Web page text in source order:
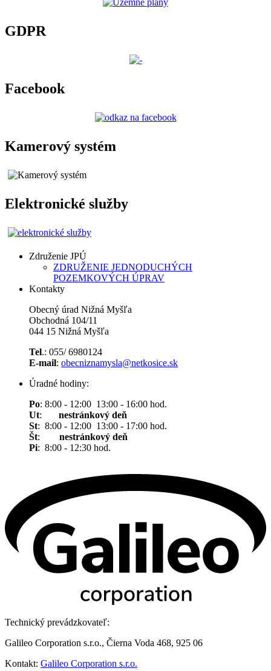
GDPR
Facebook
Kamerový systém
Elektronické služby
Združenie JPÚ
ZDRUŽENIE JEDNODUCHÝCH
POZEMKOVÝCH ÚPRAV
Kontakty
Obecný úrad Nižná Myšľa
Obchodná 104/11
044 15 Nižná Myšľa
Tel.: 055/ 6980124
E-mail: obecniznamysla@netkosice.sk
Úradné hodiny:
Po: 8:00 - 12:00 13:00 - 16:00 hod.
Ut:
nestránkový deň
St: 8:00 - 12:00 13:00 - 17:00 hod.
Št: nestránkový deň
Pi: 8:00 - 12:30 hod.
Technický prevádzkovateľ:
Galileo Corporation s.r.o., Čierna Voda 468, 925 06
Kontakt: Galileo Corporation s.r.o.